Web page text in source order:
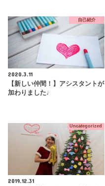
自己紹介
2020.3.11
【新しい仲間！】アシスタントが
加わりました♩
Uncategorized
2019.12.31